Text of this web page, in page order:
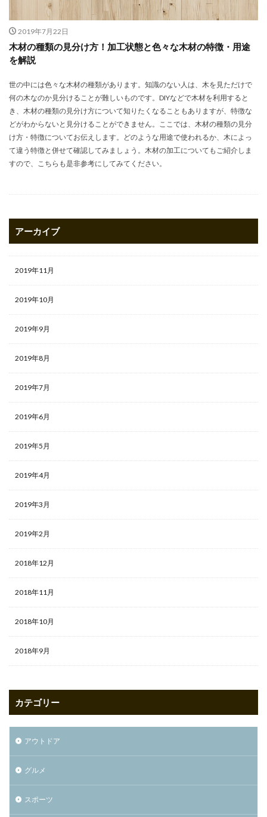
2019年7月22日
木材の種類の見分け方！加工状態と色々な木材の特徴・用途
を解説
世の中には色々な木材の種類があります。知識のない人は、木を見ただけで
何の木なのか見分けることが難しいものです。DIYなどで木材を利用すると
き、木材の種類の見分け方について知りたくなることもありますが、特徴な
どがわからないと見分けることができません。ここでは、木材の種類の見分
け方・特徴についてお伝えします。どのような用途で使われるか、木によっ
て違う特徴と併せて確認してみましょう。木材の加工についてもご紹介しま
すので、こちらも是非参考にしてみてください。
アーカイブ
2019年11月
2019年10月
2019年9月
2019年8月
2019年7月
2019年6月
2019年5月
2019年4月
2019年3月
2019年2月
2018年12月
2018年11月
2018年10月
2018年9月
カテゴリー
アウトドア
グルメ
スポーツ